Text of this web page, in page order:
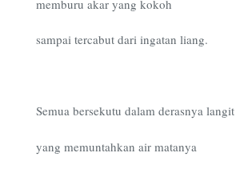
memburu akar yang kokoh
sampai tercabut dari ingatan liang.
Semua bersekutu dalam derasnya langit
yang memuntahkan air matanya